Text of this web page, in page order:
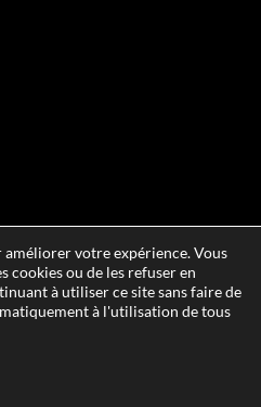
votre expérience. Vous
cookies ou de les refuser en
à utiliser ce site sans faire de
à l'utilisation de tous